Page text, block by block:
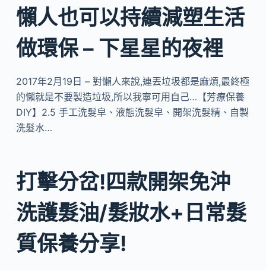
懶人也可以持續減塑生活
做環保 – 下星星的夜裡
2017年2月19日 – 對懶人來說,連丟垃圾都是麻煩,最終極
的懶就是不要製造垃圾,所以我寧可用自己…【芳療保養
DIY】2.5 手工洗髮皁、液態洗髮皁、開架洗髮精、自製
洗髮水…
打擊分岔!四款開架免沖
洗護髮油/髮妝水+日常髮
質保養分享!